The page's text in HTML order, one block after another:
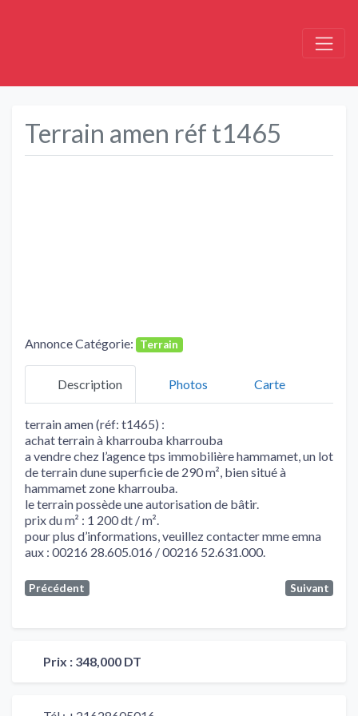
Terrain amen réf t1465
Annonce Catégorie: Terrain
Description Photos Carte
terrain amen (réf: t1465) :
achat terrain à kharrouba kharrouba
a vendre chez l’agence tps immobilière hammamet, un lot
de terrain dune superficie de 290 m², bien situé à
hammamet zone kharrouba.
le terrain possède une autorisation de bâtir.
prix du m² : 1 200 dt / m².
pour plus d’informations, veuillez contacter mme emna
aux : 00216 28.605.016 / 00216 52.631.000.
Précédent Suivant
Prix : 348,000 DT